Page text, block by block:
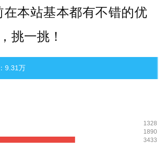
本站基本都有不错的优
挑一挑！
9.31万
1328
1890
3433